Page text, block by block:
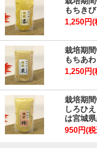
もちき
1,250円(
栽培期
もちあ
1,250円(
栽培期
しろひ
は宮城
950円(